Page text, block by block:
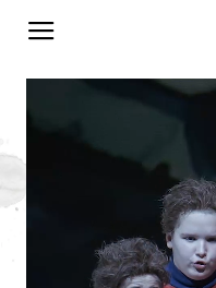
Navigation